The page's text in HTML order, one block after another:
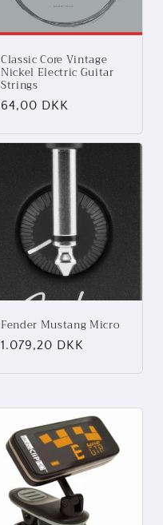
Classic Core Vintage
Nickel Electric Guitar
Strings
Normalpris
64,00 DKK
Fender Mustang Micro
Normalpris
1.079,20 DKK